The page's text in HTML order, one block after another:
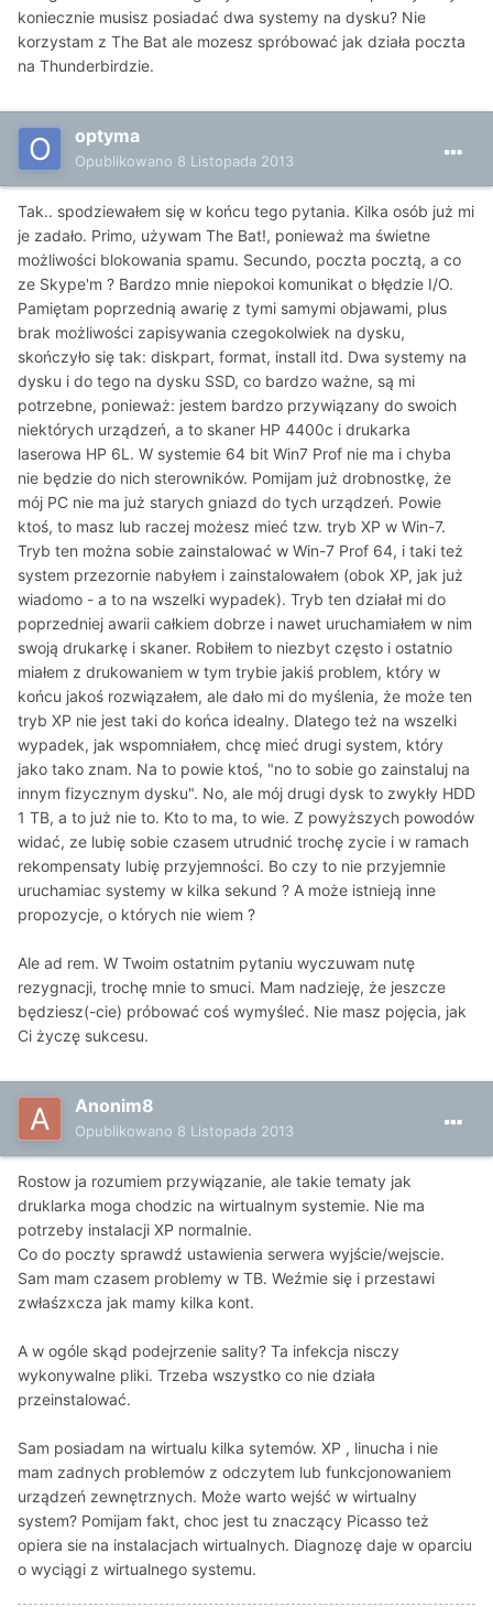
koniecznie musisz posiadać dwa systemy na dysku? Nie
korzystam z The Bat ale mozesz spróbować jak działa poczta
na Thunderbirdzie.
optyma
Opublikowano 8 Listopada 2013
Tak.. spodziewałem się w końcu tego pytania. Kilka osób już mi
je zadało. Primo, używam The Bat!, ponieważ ma świetne
możliwości blokowania spamu. Secundo, poczta pocztą, a co
ze Skype'm ? Bardzo mnie niepokoi komunikat o błędzie I/O.
Pamiętam poprzednią awarię z tymi samymi objawami, plus
brak możliwości zapisywania czegokolwiek na dysku,
skończyło się tak: diskpart, format, install itd. Dwa systemy na
dysku i do tego na dysku SSD, co bardzo ważne, są mi
potrzebne, ponieważ: jestem bardzo przywiązany do swoich
niektórych urządzeń, a to skaner HP 4400c i drukarka
laserowa HP 6L. W systemie 64 bit Win7 Prof nie ma i chyba
nie będzie do nich sterowników. Pomijam już drobnostkę, że
mój PC nie ma już starych gniazd do tych urządzeń. Powie
ktoś, to masz lub raczej możesz mieć tzw. tryb XP w Win-7.
Tryb ten można sobie zainstalować w Win-7 Prof 64, i taki też
system przezornie nabyłem i zainstalowałem (obok XP, jak już
wiadomo - a to na wszelki wypadek). Tryb ten działał mi do
poprzedniej awarii całkiem dobrze i nawet uruchamiałem w nim
swoją drukarkę i skaner. Robiłem to niezbyt często i ostatnio
miałem z drukowaniem w tym trybie jakiś problem, który w
końcu jakoś rozwiązałem, ale dało mi do myślenia, że może ten
tryb XP nie jest taki do końca idealny. Dlatego też na wszelki
wypadek, jak wspomniałem, chcę mieć drugi system, który
jako tako znam. Na to powie ktoś, "no to sobie go zainstaluj na
innym fizycznym dysku". No, ale mój drugi dysk to zwykły HDD
1 TB, a to już nie to. Kto to ma, to wie. Z powyższych powodów
widać, ze lubię sobie czasem utrudnić trochę zycie i w ramach
rekompensaty lubię przyjemności. Bo czy to nie przyjemnie
uruchamiac systemy w kilka sekund ? A może istnieją inne
propozycje, o których nie wiem ?
Ale ad rem. W Twoim ostatnim pytaniu wyczuwam nutę
rezygnacji, trochę mnie to smuci. Mam nadzieję, że jeszcze
będziesz(-cie) próbować coś wymyśleć. Nie masz pojęcia, jak
Ci życzę sukcesu.
Anonim8
Opublikowano 8 Listopada 2013
Rostow ja rozumiem przywiązanie, ale takie tematy jak
druklarka moga chodzic na wirtualnym systemie. Nie ma
potrzeby instalacji XP normalnie.
Co do poczty sprawdź ustawienia serwera wyjście/wejscie.
Sam mam czasem problemy w TB. Weźmie się i przestawi
zwłaśzxcza jak mamy kilka kont.
A w ogóle skąd podejrzenie sality? Ta infekcja nisczy
wykonywalne pliki. Trzeba wszystko co nie działa
przeinstalować.
Sam posiadam na wirtualu kilka sytemów. XP , linucha i nie
mam zadnych problemów z odczytem lub funkcjonowaniem
urządzeń zewnętrznych. Może warto wejść w wirtualny
system? Pomijam fakt, choc jest tu znaczący Picasso też
opiera sie na instalacjach wirtualnych. Diagnozę daje w oparciu
o wyciągi z wirtualnego systemu.